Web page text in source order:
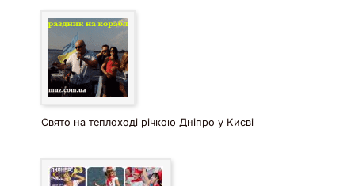
Свято на теплоході річкою Дніпро у Києві